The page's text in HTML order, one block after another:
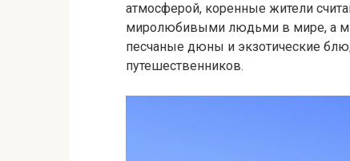
атмосферой, коренные жители
миролюбивыми людьми в мире, а
песчаные дюны и экзотические
путешественников.